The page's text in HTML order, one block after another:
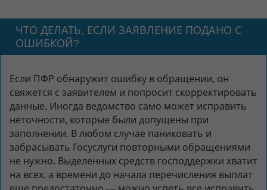
ЧТО ДЕЛАТЬ, ЕСЛИ ЗАЯВЛЕНИЕ ПОДАНО С
ОШИБКОЙ?
Если ПФР обнаружит ошибку в обращении, он
свяжется с заявителем и попросит скорректировать
данные. Иногда ведомство само может исправить
неточности, которые были допущены при
заполнении. В любом случае паниковать и
забрасывать Госуслуги повторными обращениями
не нужно. Выделенных средств господдержки хватит
на всех, а времени до начала перечисления выплат